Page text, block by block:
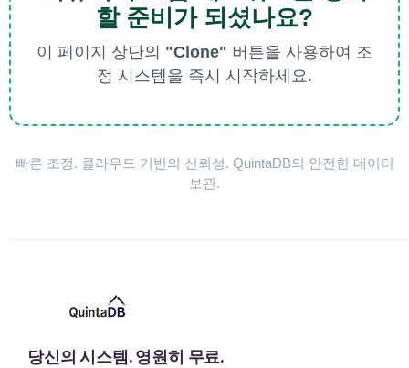
할 준비가 되셨나요?
이 페이지 상단의 "Clone" 버튼을 사용하여 조
정 시스템을 즉시 시작하세요.
빠른 조정. 클라우드 기반의 신뢰성. QuintaDB의 안전한 데이터
보관.
당신의 시스템. 영원히 무료.